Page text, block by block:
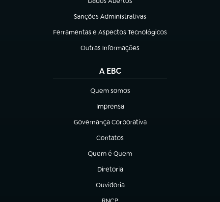
(abre em nova aba)
Sanções Administrativas
(abre em nova aba)
Ferramentas e Aspectos Tecnológicos
(abre em nova aba)
Outras Informações
(abre em nova aba)
A EBC
Quem somos
(abre em nova aba)
Imprensa
(abre em nova aba)
Governança Corporativa
(abre em nova aba)
Contatos
(abre em nova aba)
Quem é Quem
(abre em nova aba)
Diretoria
(abre em nova aba)
Ouvidoria
(abre em nova aba)